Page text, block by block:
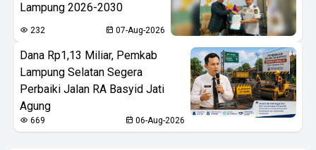
Lampung 2026-2030
232 07-Aug-2026
Dana Rp1,13 Miliar, Pemkab
Lampung Selatan Segera
Perbaiki Jalan RA Basyid Jati
Agung
669 06-Aug-2026